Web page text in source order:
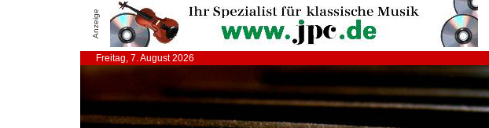
Anzeige
Freitag, 7. August 2026